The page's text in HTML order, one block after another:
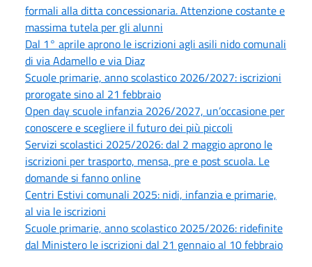
formali alla ditta concessionaria. Attenzione costante e
massima tutela per gli alunni
Dal 1° aprile aprono le iscrizioni agli asili nido comunali
di via Adamello e via Diaz
Scuole primarie, anno scolastico 2026/2027: iscrizioni
prorogate sino al 21 febbraio
Open day scuole infanzia 2026/2027, un’occasione per
conoscere e scegliere il futuro dei più piccoli
Servizi scolastici 2025/2026: dal 2 maggio aprono le
iscrizioni per trasporto, mensa, pre e post scuola. Le
domande si fanno online
Centri Estivi comunali 2025: nidi, infanzia e primarie,
al via le iscrizioni
Scuole primarie, anno scolastico 2025/2026: ridefinite
dal Ministero le iscrizioni dal 21 gennaio al 10 febbraio